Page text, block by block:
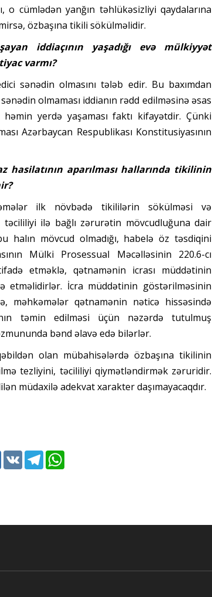
o cümlədən yanğın təhlükəsizliyi qaydalarına
özbaşına tikili sökülməlidir.
iddiaçının yaşadığı evə mülkiyyət
varmı?
sənədin olmasını tələb edir. Bu baxımdan
olmaması iddianın rədd edilməsinə əsas
yerdə yaşaması faktı kifayətdir. Çünki
Azərbaycan Respublikası Konstitusiyasının
hasilatının aparılması hallarında tikilinin
ilk növbədə tikililərin sökülməsi və
təcililiyi ilə bağlı zərurətin mövcudluğuna dair
halın mövcud olmadığı, habelə öz təsdiqini
Mülki Prosessual Məcəlləsinin 220.6-cı
etməklə, qətnamənin icrası müddətinin
etməlidirlər. İcra müddətinin göstərilməsinin
məhkəmələr qətnamənin nəticə hissəsində
təmin edilməsi üçün nəzərdə tutulmuş
bənd əlavə edə bilərlər.
olan mübahisələrdə özbaşına tikilinin
tezliyini, təcililiyi qiymətləndirmək zəruridir.
müdaxilə adekvat xarakter daşımayacaqdır.
Mail.RuVK Telegram